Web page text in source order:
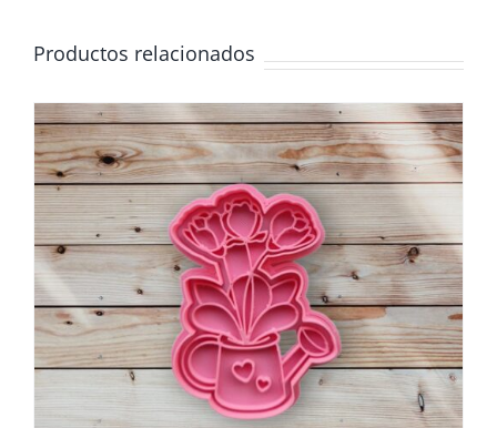
Productos relacionados